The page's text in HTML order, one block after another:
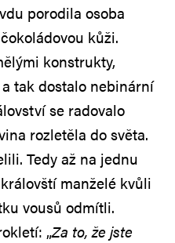
porodila osoba
kůži.
konstrukty,
tak dostalo nebinární
se radovalo
rozletěla do světa.
Tedy až na jednu
manželé kvůli
vousů odmítli.
„Za to, že jste